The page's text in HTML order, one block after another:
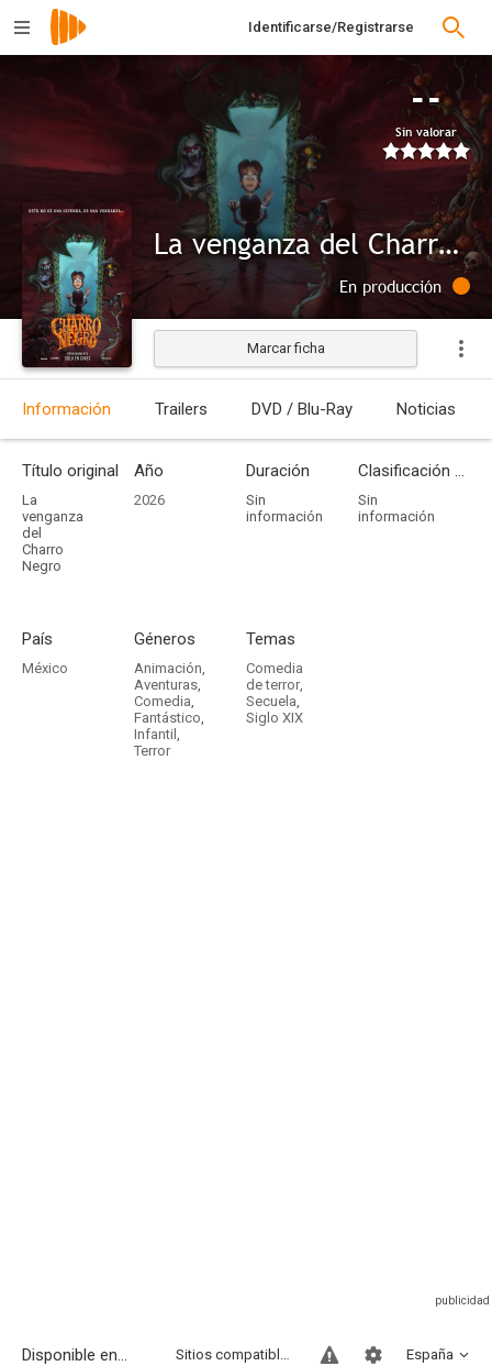
Identificarse/Registrarse
--
Sin valorar
La venganza del Charro Negro
En producción
Marcar ficha
Información Trailers DVD / Blu-Ray Noticias
Título original
La
venganza
del
Charro
Negro
Año
2026
Duración
Sin
información
Clasificación por edades
Sin
información
País
México
Géneros
Animación,
Aventuras,
Comedia,
Fantástico,
Infantil ,
Terror
Temas
Comedia
de terror,
Secuela,
Siglo XIX
Disponible en... España
Sitios compatibles